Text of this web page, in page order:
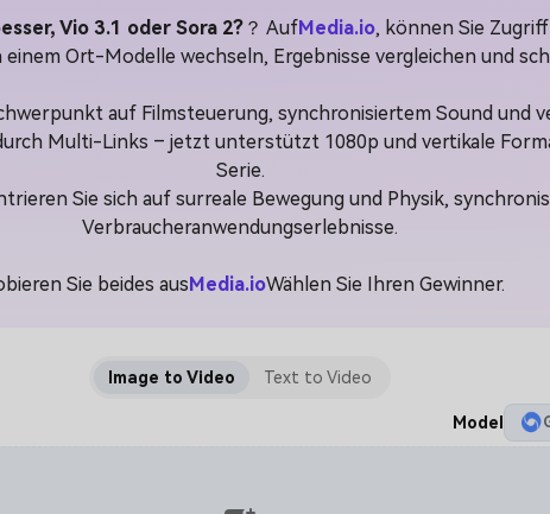
Vio 3.1 oder Sora 2?？ AufMedia.io, können Sie
einem Ort-Modelle wechseln, Ergebnisse vergleichen und
auf Filmsteuerung, synchronisiertem Sound und
Multi-Links – jetzt unterstützt 1080p und vertikale
Serie.
Sie sich auf surreale Bewegung und Physik,
Verbraucheranwendungserlebnisse.
Sie beides ausMedia.ioWählen Sie Ihren Gewinner.
Image to Video Text to Video
Model